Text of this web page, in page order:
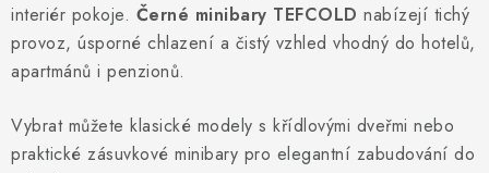
KLIMATIZACE
ZNAČKY
Informační centrum Proč zvolit TEFCOLD
Kontakty
interiér pokoje. Černé minibary TEFCOLD nabízejí tichý
provoz, úsporné chlazení a čistý vzhled vhodný do hotelů,
apartmánů i penzionů.
Vybrat můžete klasické modely s křídlovými dveřmi nebo
praktické zásuvkové minibary pro elegantní zabudování do